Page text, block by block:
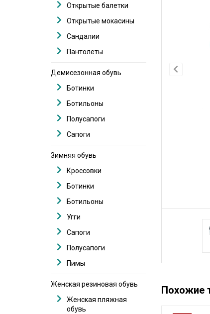
Похожие
Открытые балетки
Открытые мокасины
Сандалии
Пантолеты
Демисезонная обувь
Ботинки
Ботильоны
Полусапоги
Сапоги
Зимняя обувь
Кроссовки
Ботинки
Ботильоны
Угги
Сапоги
Полусапоги
Пимы
Женская резиновая обувь
Женская пляжная
обувь